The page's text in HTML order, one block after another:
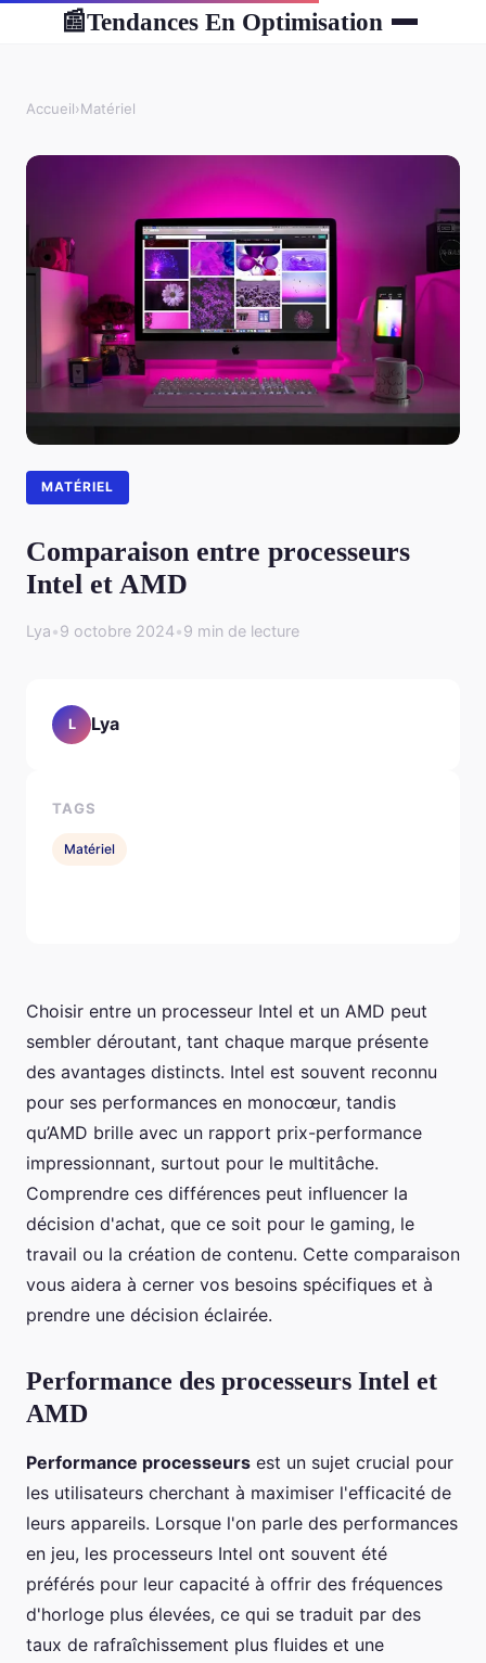
📰Tendances En Optimisation
Accueil›Matériel
MATÉRIEL
Comparaison entre processeurs
Intel et AMD
Lya•9 octobre 2024•9 min de lecture
Choisir entre un processeur Intel et un AMD peut
sembler déroutant, tant chaque marque présente
des avantages distincts. Intel est souvent reconnu
pour ses performances en monocœur, tandis
qu’AMD brille avec un rapport prix-performance
impressionnant, surtout pour le multitâche.
Comprendre ces différences peut influencer la
décision d'achat, que ce soit pour le gaming, le
travail ou la création de contenu. Cette comparaison
vous aidera à cerner vos besoins spécifiques et à
prendre une décision éclairée.
Performance des processeurs Intel et
AMD
Performance processeurs est un sujet crucial pour
les utilisateurs cherchant à maximiser l'efficacité de
leurs appareils. Lorsque l'on parle des performances
en jeu, les processeurs Intel ont souvent été
préférés pour leur capacité à offrir des fréquences
d'horloge plus élevées, ce qui se traduit par des
taux de rafraîchissement plus fluides et une
L Lya
TAGS
Matériel